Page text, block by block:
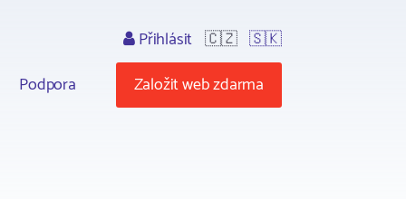
Podpora
Přihlásit 🇨🇿 🇸🇰
Založit web zdarma